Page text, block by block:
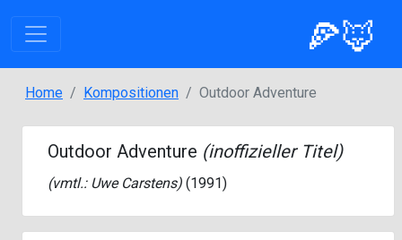
🍕🦊
Home Kompositionen Outdoor Adventure
Outdoor Adventure (inoffizieller Titel)
(vmtl.: Uwe Carstens) (1991)